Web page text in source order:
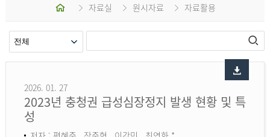
홈 자료실 원시자료 자료활용
2026. 01. 27
2023년 충청권 급성심장정지 발생 현황 및 특
성